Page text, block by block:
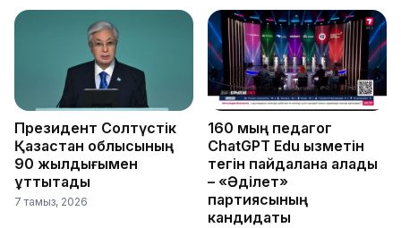
Президент Солтүстік
Қазақстан облысының
90 жылдығымен
құттықтады
7 тамыз, 2026
160 мың педагог
ChatGPT Edu қызметін
тегін пайдалана алады
– «Әділет»
партиясының
кандидаты